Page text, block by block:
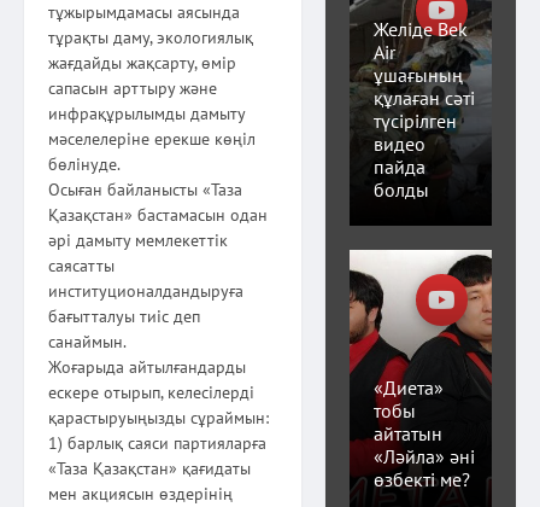
тұжырымдамасы аясында
тұрақты даму, экологиялық
жағдайды жақсарту, өмір
сапасын арттыру және
инфрақұрылымды дамыту
мәселелеріне ерекше көңіл
бөлінуде.
Осыған байланысты «Таза
Қазақстан» бастамасын одан
әрі дамыту мемлекеттік
саясатты
институционалдандыруға
бағытталуы тиіс деп
санаймын.
Жоғарыда айтылғандарды
ескере отырып, келесілерді
қарастыруыңызды сұраймын:
1) барлық саяси партияларға
«Таза Қазақстан» қағидаты
мен акциясын өздерінің
Желіде Bek
Air
ұшағының
құлаған сәті
түсірілген
видео
пайда
болды
«Диета»
тобы
айтатын
«Ләйла» әні
өзбекті ме?